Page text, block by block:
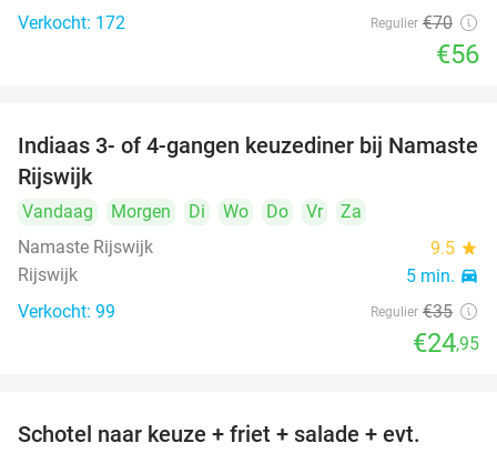
Verkocht: 172 Regulier €70
€56
29%
Indiaas 3- of 4-gangen keuzediner bij Namaste
Rijswijk
Vandaag Morgen Di Wo Do Vr
Za
Namaste Rijswijk
9.5 star
Rijswijk 5 min. directions_car
Verkocht: 99 Regulier €35
€24,95
Schotel naar keuze + friet + salade + evt.